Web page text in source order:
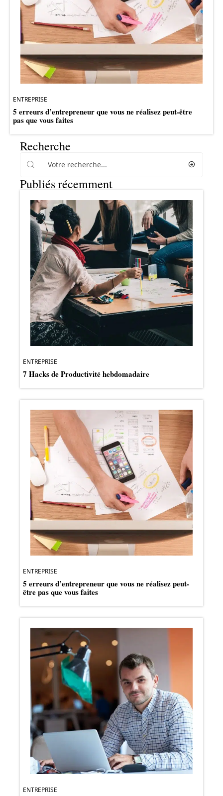
ENTREPRISE
5 erreurs d’entrepreneur que vous ne réalisez peut-être
pas que vous faites
Recherche
Publiés récemment
ENTREPRISE
7 Hacks de Productivité hebdomadaire
ENTREPRISE
5 erreurs d’entrepreneur que vous ne réalisez peut-
être pas que vous faites
ENTREPRISE